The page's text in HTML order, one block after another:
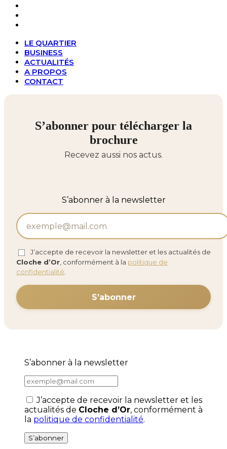
LE QUARTIER
BUSINESS
ACTUALITÉS
A PROPOS
CONTACT
S’abonner pour télécharger la
brochure
Recevez aussi nos actus.
S’abonner à la newsletter
J’accepte de recevoir la newsletter et les actualités de
Cloche d’Or, conformément à la politique de
confidentialité.
S’abonner à la newsletter
J’accepte de recevoir la newsletter et les
actualités de Cloche d’Or, conformément à
la politique de confidentialité.